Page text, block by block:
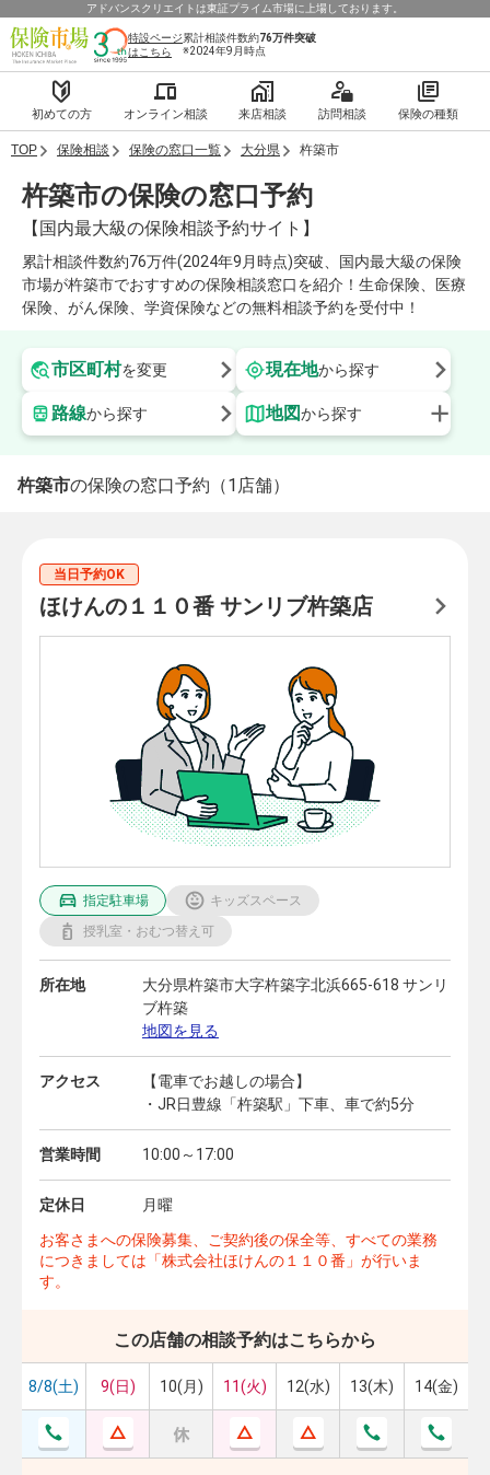
アドバンスクリエイトは東証プライム市場に上場しております。
特設ページ
はこちら
累計相談件数約76万件突破
※2024年9月時点
初めての方 オンライン相談 来店相談 訪問相談 保険の種類
TOP 保険相談 保険の窓口一覧 大分県 杵築市
杵築市の保険の窓口予約
【国内最大級の保険相談予約サイト】
累計相談件数約76万件(2024年9月時点)突破、国内最大級の保険
市場が杵築市でおすすめの保険相談窓口を紹介！生命保険、医療
保険、がん保険、学資保険などの無料相談予約を受付中！
市区町村を変更 現在地から探す
路線から探す 地図から探す
杵築市の保険の窓口予約（1店舗）
当日予約OK
ほけんの１１０番 サンリブ杵築店
指定駐車場
キッズスペース
授乳室・おむつ替え可
所在地
大分県杵築市大字杵築字北浜665-618 サンリ
ブ杵築
地図を見る
アクセス
【電車でお越しの場合】
・JR日豊線「杵築駅」下車、車で約5分
営業時間 10:00～17:00
定休日
月曜
お客さまへの保険募集、ご契約後の保全等、すべての業務
につきましては「株式会社ほけんの１１０番」が行いま
す。
この店舗の相談予約はこちらから
8/8(土) 9(日) 10(月) 11(火) 12(水) 13(木) 14(金)